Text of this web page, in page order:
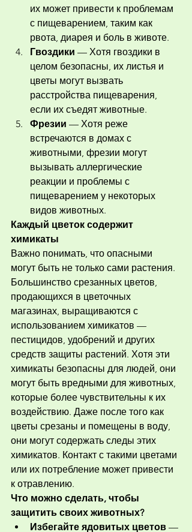
их может привести к проблемам
с пищеварением, таким как
рвота, диарея и боль в животе.
Гвоздики — Хотя гвоздики в
целом безопасны, их листья и
цветы могут вызвать
расстройства пищеварения,
если их съедят животные.
Фрезии — Хотя реже
встречаются в домах с
животными, фрезии могут
вызывать аллергические
реакции и проблемы с
пищеварением у некоторых
видов животных.
Каждый цветок содержит
химикаты
Важно понимать, что опасными
могут быть не только сами растения.
Большинство срезанных цветов,
продающихся в цветочных
магазинах, выращиваются с
использованием химикатов —
пестицидов, удобрений и других
средств защиты растений. Хотя эти
химикаты безопасны для людей, они
могут быть вредными для животных,
которые более чувствительны к их
воздействию. Даже после того как
цветы срезаны и помещены в воду,
они могут содержать следы этих
химикатов. Контакт с такими цветами
или их потребление может привести
к отравлению.
Что можно сделать, чтобы
защитить своих животных?
Избегайте ядовитых цветов —